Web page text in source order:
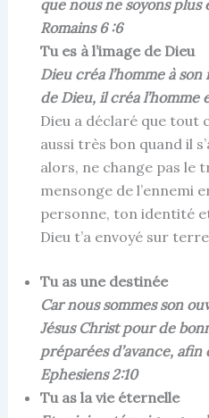
que nous ne soyons plus
Romains 6 :6
Tu es à l’image de Dieu
Dieu créa l’homme à son
de Dieu, il créa l’homme
Dieu a déclaré que tout
aussi très bon quand il
alors, ne change pas le
mensonge de l’ennemi
personne, ton identité
Dieu t’a envoyé sur
Tu as une destinée
Car nous sommes son
Jésus Christ pour de
préparées d’avance,
Ephesiens 2:10
Tu as la vie éternelle